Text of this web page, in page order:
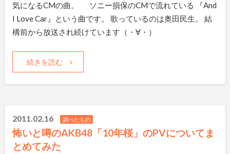
気になるCMの曲。 ソニー損保のCMで流れている 『And
I Love Car』という曲です。 歌っているのは奥田民生。 結
構前から放送され続けています（・∀・）
続きを読む
2011.02.16 調べたもの
怖いと噂のAKB48「10年桜」のPVについてま
とめてみた